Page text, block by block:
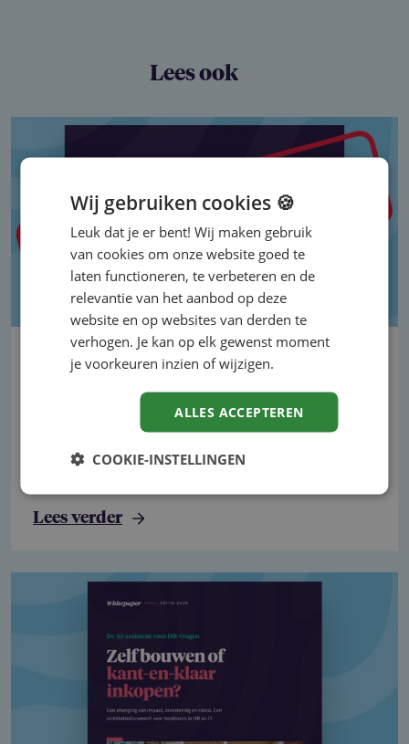
Lees ook
Nieuwe cao VVT nog niet rond:
De huidige cao loopt af op 31 augustus 2026.
Hoewel werkgeversorganisaties en vakbonden
Lees verder
Wij gebruiken cookies 🍪
Leuk dat je er bent! Wij maken gebruik
van cookies om onze website goed te
laten functioneren, te verbeteren en de
relevantie van het aanbod op deze
website en op websites van derden te
verhogen. Je kan op elk gewenst moment
je voorkeuren inzien of wijzigen.
ALLES ACCEPTEREN
COOKIE-INSTELLINGEN